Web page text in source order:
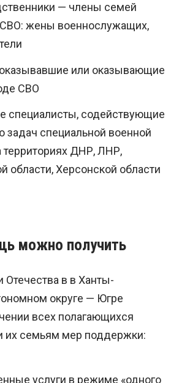
— члены семей
СВО: жены военнослужащих,
или оказывающие
СВО
специалисты, содействующие
задач специальной военной
территориях ДНР, ЛНР,
области, Херсонской области
можно получить
в в Ханты-
округе — Югре
всех полагающихся
их семьям мер поддержки:
услуги в режиме «одного